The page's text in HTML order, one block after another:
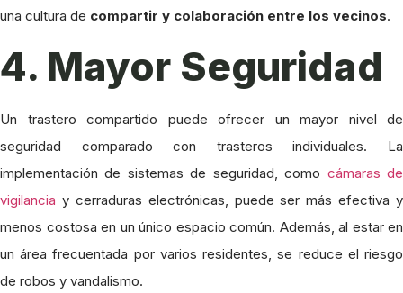
una cultura de compartir y colaboración entre los vecinos.
4. Mayor Seguridad
Un trastero compartido puede ofrecer un mayor nivel de
seguridad comparado con trasteros individuales. La
implementación de sistemas de seguridad, como cámaras de
vigilancia y cerraduras electrónicas, puede ser más efectiva y
menos costosa en un único espacio común. Además, al estar en
un área frecuentada por varios residentes, se reduce el riesgo
de robos y vandalismo.